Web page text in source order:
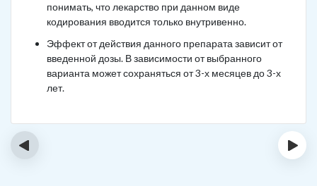
понимать, что лекарство при данном виде
кодирования вводится только внутривенно.
Эффект от действия данного препарата зависит от
введенной дозы. В зависимости от выбранного
варианта может сохраняться от 3-х месяцев до 3-х
лет.
‹ ›